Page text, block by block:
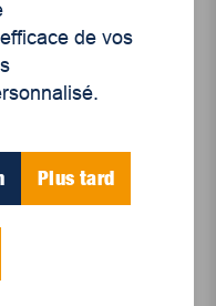
la presse
: en mouvement,
de vos
Plus tard